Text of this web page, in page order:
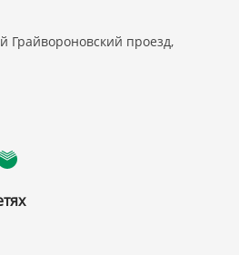
Грайвороновский проезд,